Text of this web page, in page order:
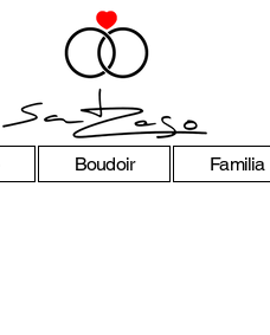
Boudoir Familia